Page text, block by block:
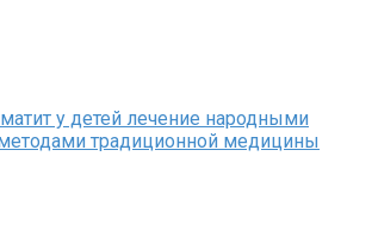
у детей лечение народными
традиционной медицины